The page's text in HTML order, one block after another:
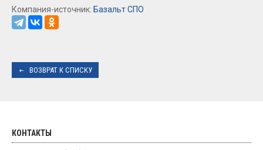
Компания-источник: Базальт СПО
ВОЗВРАТ К СПИСКУ
КОНТАКТЫ